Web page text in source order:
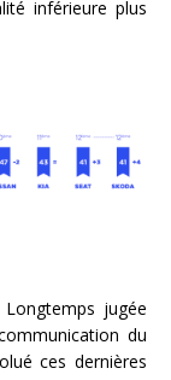
inférieure plus
jugée
du
ces dernières